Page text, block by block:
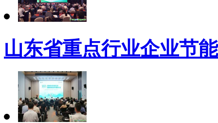
山东省重点行业企业节